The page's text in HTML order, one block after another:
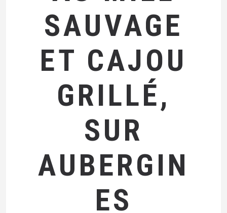
SAUVAGE
ET CAJOU
GRILLÉ,
SUR
AUBERGIN
ES